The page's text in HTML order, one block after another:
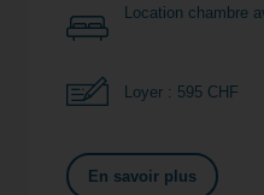
Location chambre
Loyer : 595 CHF
En savoir plus